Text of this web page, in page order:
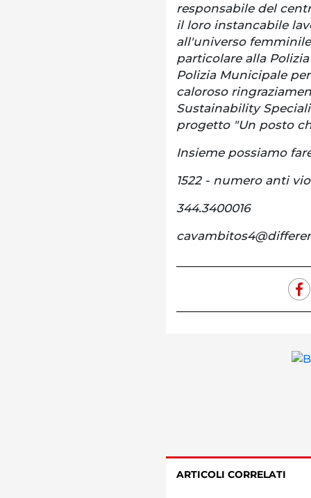
responsabile del
il loro instancabile
all'universo
particolare alla
Polizia Municipale
caloroso
Sustainability
progetto "Un posto
Insieme possiamo
1522 - numero anti
344.3400016
ARTICOLI CORRELATI